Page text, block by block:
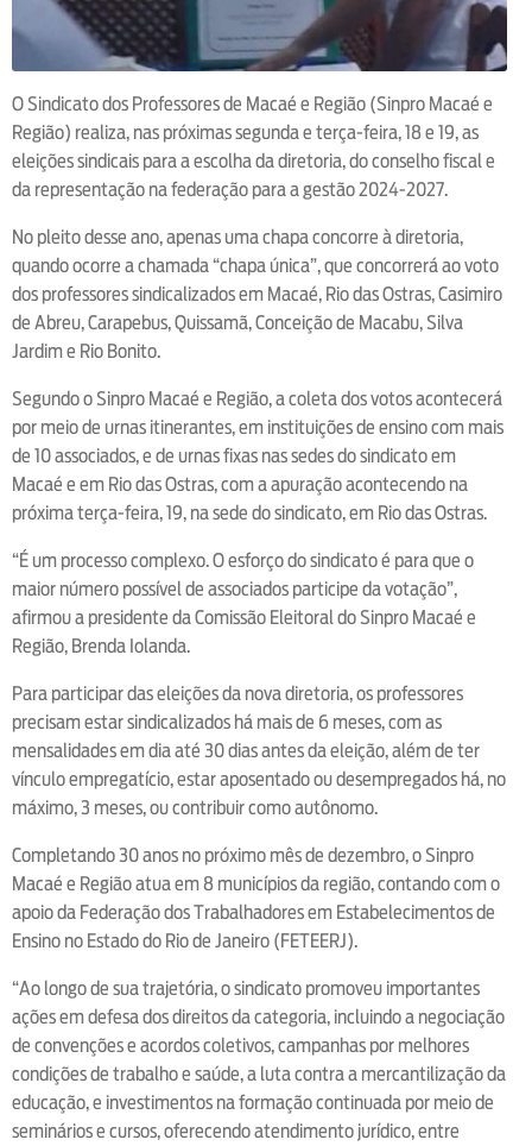
O Sindicato dos Professores de Macaé e Região (Sinpro Macaé e
Região) realiza, nas próximas segunda e terça-feira, 18 e 19, as
eleições sindicais para a escolha da diretoria, do conselho fiscal e
da representação na federação para a gestão 2024-2027.
No pleito desse ano, apenas uma chapa concorre à diretoria,
quando ocorre a chamada “chapa única”, que concorrerá ao voto
dos professores sindicalizados em Macaé, Rio das Ostras, Casimiro
de Abreu, Carapebus, Quissamã, Conceição de Macabu, Silva
Jardim e Rio Bonito.
Segundo o Sinpro Macaé e Região, a coleta dos votos acontecerá
por meio de urnas itinerantes, em instituições de ensino com mais
de 10 associados, e de urnas fixas nas sedes do sindicato em
Macaé e em Rio das Ostras, com a apuração acontecendo na
próxima terça-feira, 19, na sede do sindicato, em Rio das Ostras.
“É um processo complexo. O esforço do sindicato é para que o
maior número possível de associados participe da votação”,
afirmou a presidente da Comissão Eleitoral do Sinpro Macaé e
Região, Brenda Iolanda.
Para participar das eleições da nova diretoria, os professores
precisam estar sindicalizados há mais de 6 meses, com as
mensalidades em dia até 30 dias antes da eleição, além de ter
vínculo empregatício, estar aposentado ou desempregados há, no
máximo, 3 meses, ou contribuir como autônomo.
Completando 30 anos no próximo mês de dezembro, o Sinpro
Macaé e Região atua em 8 municípios da região, contando com o
apoio da Federação dos Trabalhadores em Estabelecimentos de
Ensino no Estado do Rio de Janeiro (FETEERJ).
“Ao longo de sua trajetória, o sindicato promoveu importantes
ações em defesa dos direitos da categoria, incluindo a negociação
de convenções e acordos coletivos, campanhas por melhores
condições de trabalho e saúde, a luta contra a mercantilização da
educação, e investimentos na formação continuada por meio de
seminários e cursos, oferecendo atendimento jurídico, entre